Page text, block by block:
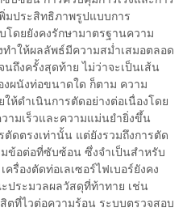
มประสิทธิภาพรูปแบบการ
โดยยังคงรักษามาตรฐานความ
ำให้ผลลัพธ์มีความสม่ำเสมอตลอด
ถึงครั้งสุดท้าย ไม่ว่าจะเป็นเส้น
ผนังท่อขนาดใด ก็ตาม ความ
ห้ดำเนินการตัดอย่างต่อเนื่องโดย
ามเร็วและความแม่นยำยิ่งขึ้น
ดตรงเท่านั้น แต่ยังรวมถึงการตัด
มข้อต่อที่ซับซ้อน ซึ่งจำเป็นสำหรับ
รื่องตัดท่อเลเซอร์ไฟเบอร์ยังคง
ระมวลผลวัสดุที่ท้าทาย เช่น
ที่ไวต่อความร้อน ระบบตรวจสอบ